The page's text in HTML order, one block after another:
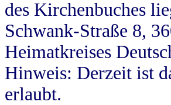
des Kirchenbuches
Schwank-Straße 8,
Heimatkreises
Hinweis: Derzeit ist
erlaubt.